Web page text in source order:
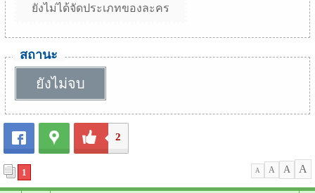
ยังไม่ได้จัดประเภทของละคร
สถานะ
ยังไม่จบ
2
1 A A A A